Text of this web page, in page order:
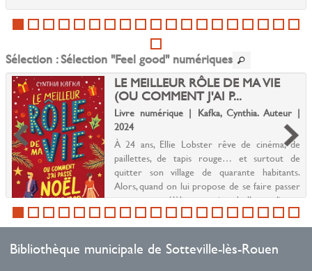
Sélection : Sélection "Feel good" numériques
LE MEILLEUR RÔLE DE MA VIE
(OU COMMENT J'AI P...
Livre numérique | Kafka, Cynthia. Auteur |
2024
À 24 ans, Ellie Lobster rêve de cinéma, de
paillettes, de tapis rouge… et surtout de
quitter son village de quarante habitants.
Alors, quand on lui propose de se faire passer
pour une célèbre actrice hollywoodienne
pendant que cel...
Bibliothèque municipale de Sotteville-lès-Rouen